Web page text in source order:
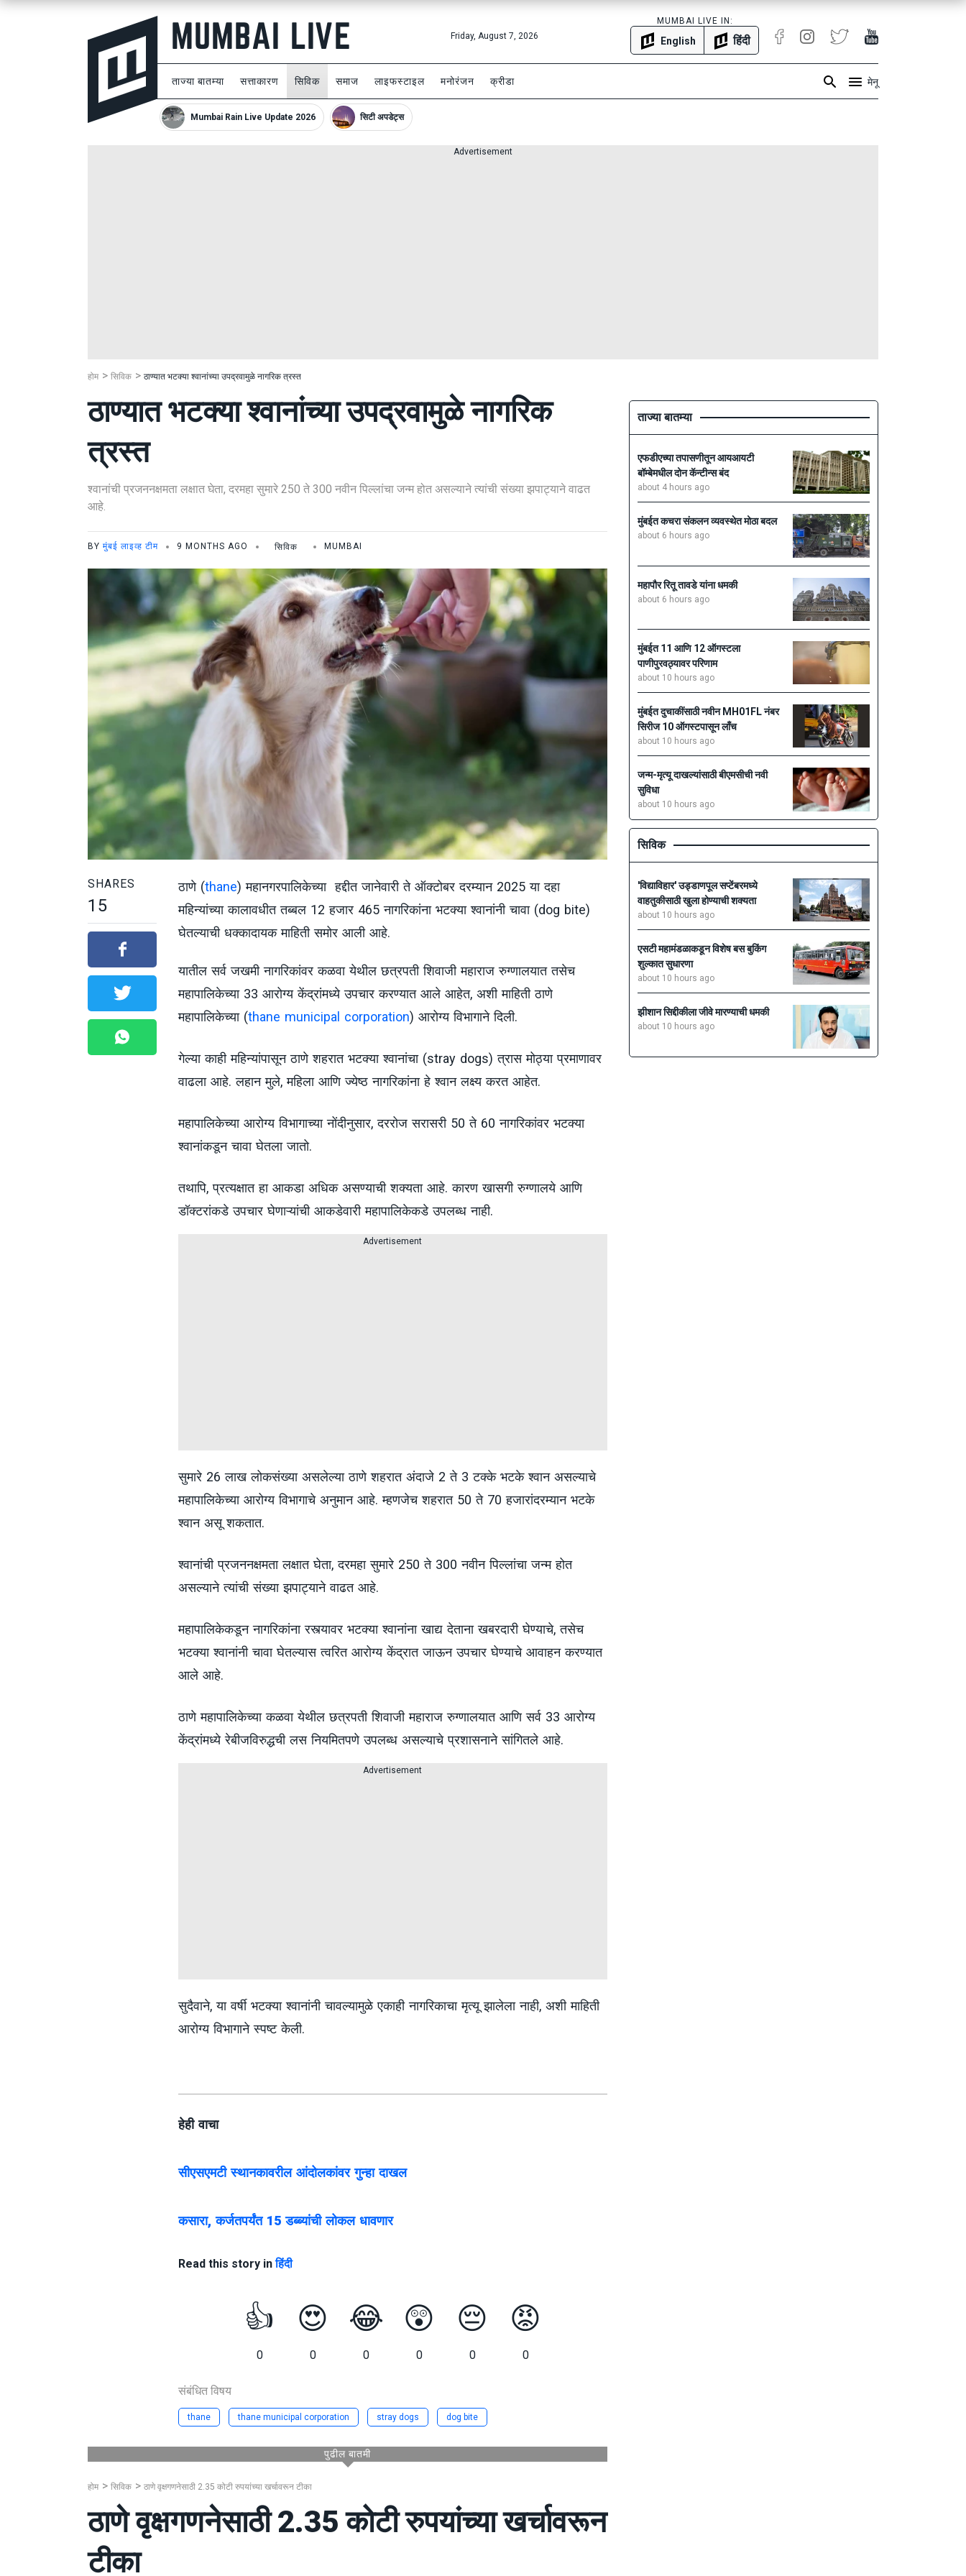
Friday, August 7, 2026
MUMBAI LIVE IN:
English हिंदी
ताज्या बातम्या सत्ताकारण सिविक समाज लाइफस्टाइल मनोरंजन क्रीडा मेनू
Mumbai Rain Live Update 2026 सिटी अपडेट्स
Advertisement
होम सिविक ठाण्यात भटक्या श्वानांच्या उपद्रवामुळे नागरिक त्रस्त
ठाण्यात भटक्या श्वानांच्या उपद्रवामुळे नागरिक
त्रस्त
श्वानांची प्रजननक्षमता लक्षात घेता, दरमहा सुमारे 250 ते 300 नवीन पिल्लांचा जन्म होत असल्याने त्यांची संख्या झपाट्याने वाढत
आहे.
BY मुंबई लाइव्ह टीम 9 MONTHS AGO सिविक MUMBAI
SHARES
15
ठाणे (thane) महानगरपालिकेच्या हद्दीत जानेवारी ते ऑक्टोबर दरम्यान 2025 या दहा
महिन्यांच्या कालावधीत तब्बल 12 हजार 465 नागरिकांना भटक्या श्वानांनी चावा (dog bite)
घेतल्याची धक्कादायक माहिती समोर आली आहे.
यातील सर्व जखमी नागरिकांवर कळवा येथील छत्रपती शिवाजी महाराज रुग्णालयात तसेच
महापालिकेच्या 33 आरोग्य केंद्रांमध्ये उपचार करण्यात आले आहेत, अशी माहिती ठाणे
महापालिकेच्या (thane municipal corporation) आरोग्य विभागाने दिली.
गेल्या काही महिन्यांपासून ठाणे शहरात भटक्या श्वानांचा (stray dogs) त्रास मोठ्या प्रमाणावर
वाढला आहे. लहान मुले, महिला आणि ज्येष्ठ नागरिकांना हे श्वान लक्ष्य करत आहेत.
महापालिकेच्या आरोग्य विभागाच्या नोंदीनुसार, दररोज सरासरी 50 ते 60 नागरिकांवर भटक्या
श्वानांकडून चावा घेतला जातो.
तथापि, प्रत्यक्षात हा आकडा अधिक असण्याची शक्यता आहे. कारण खासगी रुग्णालये आणि
डॉक्टरांकडे उपचार घेणाऱ्यांची आकडेवारी महापालिकेकडे उपलब्ध नाही.
Advertisement
सुमारे 26 लाख लोकसंख्या असलेल्या ठाणे शहरात अंदाजे 2 ते 3 टक्के भटके श्वान असल्याचे
महापालिकेच्या आरोग्य विभागाचे अनुमान आहे. म्हणजेच शहरात 50 ते 70 हजारांदरम्यान भटके
श्वान असू शकतात.
श्वानांची प्रजननक्षमता लक्षात घेता, दरमहा सुमारे 250 ते 300 नवीन पिल्लांचा जन्म होत
असल्याने त्यांची संख्या झपाट्याने वाढत आहे.
महापालिकेकडून नागरिकांना रस्त्यावर भटक्या श्वानांना खाद्य देताना खबरदारी घेण्याचे, तसेच
भटक्या श्वानांनी चावा घेतल्यास त्वरित आरोग्य केंद्रात जाऊन उपचार घेण्याचे आवाहन करण्यात
आले आहे.
ठाणे महापालिकेच्या कळवा येथील छत्रपती शिवाजी महाराज रुग्णालयात आणि सर्व 33 आरोग्य
केंद्रांमध्ये रेबीजविरुद्धची लस नियमितपणे उपलब्ध असल्याचे प्रशासनाने सांगितले आहे.
Advertisement
सुदैवाने, या वर्षी भटक्या श्वानांनी चावल्यामुळे एकाही नागरिकाचा मृत्यू झालेला नाही, अशी माहिती
आरोग्य विभागाने स्पष्ट केली.
हेही वाचा
सीएसएमटी स्थानकावरील आंदोलकांवर गुन्हा दाखल
कसारा, कर्जतपर्यंत 15 डब्ब्यांची लोकल धावणार
Read this story inहिंदी
👍
0
😍
0
😂
0
😲
0
😔
0
😡
0
संबंधित विषय
thane thane municipal corporation stray dogs dog bite
पुढील बातमी
होम सिविक ठाणे वृक्षगणनेसाठी 2.35 कोटी रुपयांच्या खर्चावरून टीका
ठाणे वृक्षगणनेसाठी 2.35 कोटी रुपयांच्या खर्चावरून
टीका
ताज्या बातम्या
एफडीएच्या तपासणीतून आयआयटी
बॉम्बेमधील दोन कॅन्टीन्स बंद
about 4 hours ago
मुंबईत कचरा संकलन व्यवस्थेत मोठा बदल
about 6 hours ago
महापौर रितू तावडे यांना धमकी
about 6 hours ago
मुंबईत 11 आणि 12 ऑगस्टला
पाणीपुरवठ्यावर परिणाम
about 10 hours ago
मुंबईत दुचाकींसाठी नवीन MH01FL नंबर
सिरीज 10 ऑगस्टपासून लाँच
about 10 hours ago
जन्म-मृत्यू दाखल्यांसाठी बीएमसीची नवी
सुविधा
about 10 hours ago
सिविक
'विद्याविहार' उड्डाणपूल सप्टेंबरमध्ये
वाहतुकीसाठी खुला होण्याची शक्यता
about 10 hours ago
एसटी महामंडळाकडून विशेष बस बुकिंग
शुल्कात सुधारणा
about 10 hours ago
झीशान सिद्दीकीला जीवे मारण्याची धमकी
about 10 hours ago